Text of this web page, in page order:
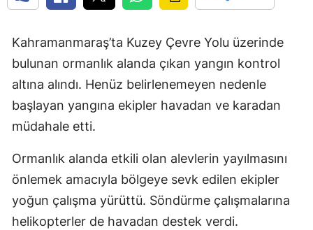
Kahramanmaraş’ta Kuzey Çevre Yolu üzerinde
bulunan ormanlık alanda çıkan yangın kontrol
altına alındı. Henüz belirlenemeyen nedenle
başlayan yangına ekipler havadan ve karadan
müdahale etti.
Ormanlık alanda etkili olan alevlerin yayılmasını
önlemek amacıyla bölgeye sevk edilen ekipler
yoğun çalışma yürüttü. Söndürme çalışmalarına
helikopterler de havadan destek verdi.